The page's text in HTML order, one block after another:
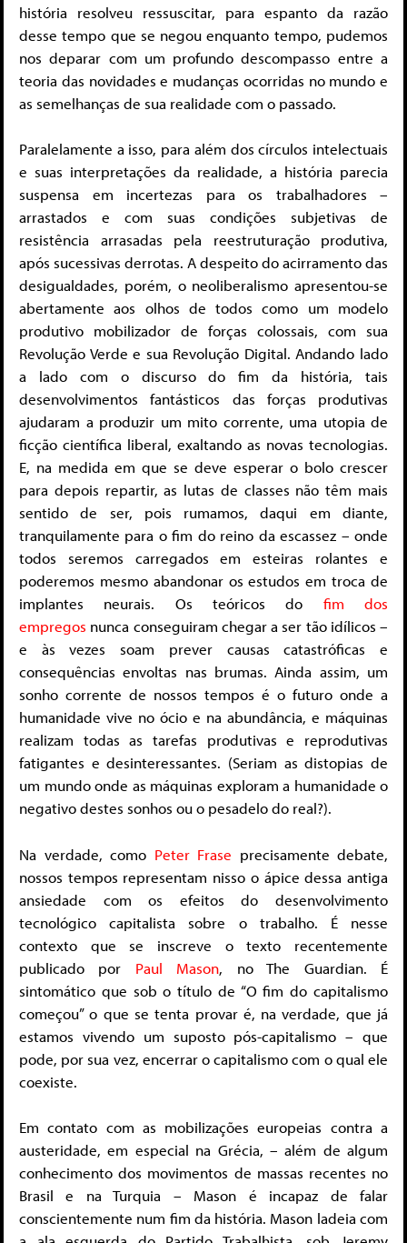
história resolveu ressuscitar, para espanto da razão
desse tempo que se negou enquanto tempo, pudemos
nos deparar com um profundo descompasso entre a
teoria das novidades e mudanças ocorridas no mundo e
as semelhanças de sua realidade com o passado.
Paralelamente a isso, para além dos círculos intelectuais
e suas interpretações da realidade, a história parecia
suspensa em incertezas para os trabalhadores –
arrastados e com suas condições subjetivas de
resistência arrasadas pela reestruturação produtiva,
após sucessivas derrotas. A despeito do acirramento das
desigualdades, porém, o neoliberalismo apresentou-se
abertamente aos olhos de todos como um modelo
produtivo mobilizador de forças colossais, com sua
Revolução Verde e sua Revolução Digital. Andando lado
a lado com o discurso do fim da história, tais
desenvolvimentos fantásticos das forças produtivas
ajudaram a produzir um mito corrente, uma utopia de
ficção científica liberal, exaltando as novas tecnologias.
E, na medida em que se deve esperar o bolo crescer
para depois repartir, as lutas de classes não têm mais
sentido de ser, pois rumamos, daqui em diante,
tranquilamente para o fim do reino da escassez – onde
todos seremos carregados em esteiras rolantes e
poderemos mesmo abandonar os estudos em troca de
implantes neurais. Os teóricos do fim dos
empregos nunca conseguiram chegar a ser tão idílicos –
e às vezes soam prever causas catastróficas e
consequências envoltas nas brumas. Ainda assim, um
sonho corrente de nossos tempos é o futuro onde a
humanidade vive no ócio e na abundância, e máquinas
realizam todas as tarefas produtivas e reprodutivas
fatigantes e desinteressantes. (Seriam as distopias de
um mundo onde as máquinas exploram a humanidade o
negativo destes sonhos ou o pesadelo do real?).
Na verdade, como Peter Frase precisamente debate,
nossos tempos representam nisso o ápice dessa antiga
ansiedade com os efeitos do desenvolvimento
tecnológico capitalista sobre o trabalho. É nesse
contexto que se inscreve o texto recentemente
publicado por Paul Mason, no The Guardian. É
sintomático que sob o título de “O fim do capitalismo
começou” o que se tenta provar é, na verdade, que já
estamos vivendo um suposto pós-capitalismo – que
pode, por sua vez, encerrar o capitalismo com o qual ele
coexiste.
Em contato com as mobilizações europeias contra a
austeridade, em especial na Grécia, – além de algum
conhecimento dos movimentos de massas recentes no
Brasil e na Turquia – Mason é incapaz de falar
conscientemente num fim da história. Mason ladeia com